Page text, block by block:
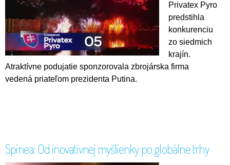
Privatex Pyro
predstihla
konkurenciu
zo siedmich
krajín.
Atraktívne podujatie sponzorovala zbrojárska firma
vedená priateľom prezidenta Putina.
Spinea: Od inovatívnej myšlienky po globálne trhy